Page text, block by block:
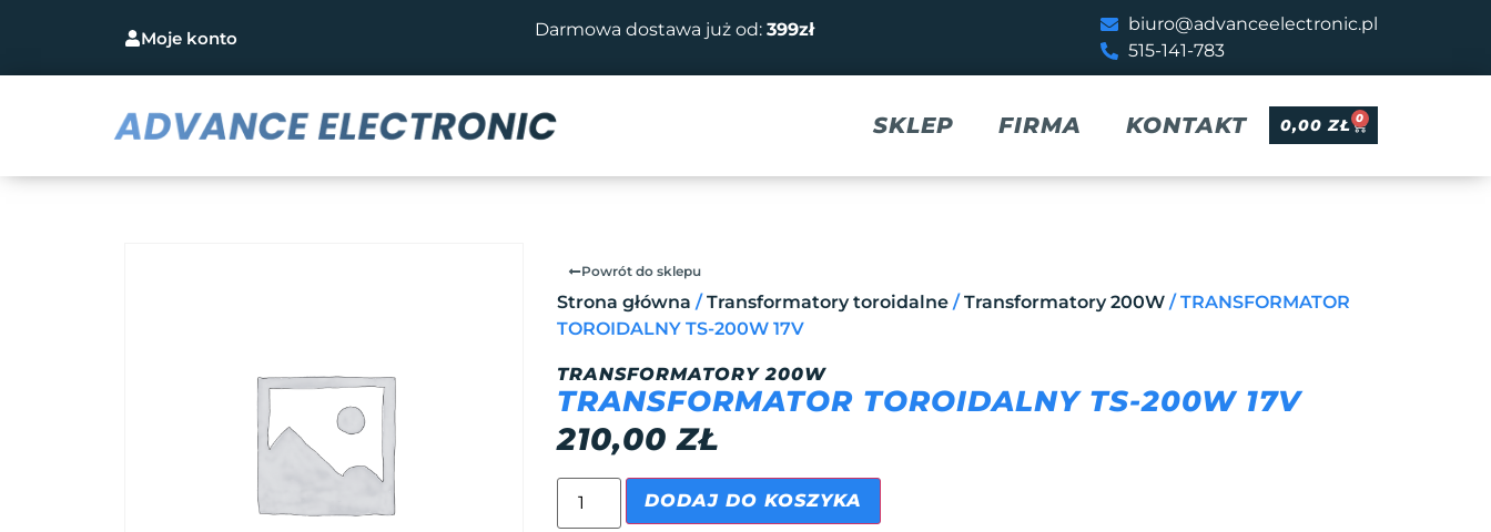
Moje konto Darmowa dostawa już od: 399zł
biuro@advanceelectronic.pl
515-141-783
SKLEP FIRMA KONTAKT 0,00ZŁ 0
Powrót do sklepu
Strona główna /Transformatory toroidalne/Transformatory 200W/ TRANSFORMATOR
TOROIDALNY TS-200W 17V
TRANSFORMATORY 200W
TRANSFORMATOR TOROIDALNY TS-200W 17V
210,00ZŁ
DODAJ DO KOSZYKA